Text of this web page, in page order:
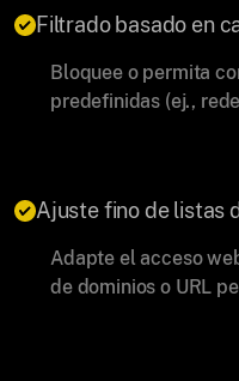
Filtrado basado en
Bloquee o permita
predefinidas (ej.,
Ajuste fino de listas
Adapte el acceso
de dominios o URL